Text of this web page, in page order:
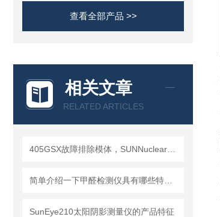
查看全部产品 >>
相关文章
RELATED ARTICLES
SunEye210太阳阴影测量仪的产品特征